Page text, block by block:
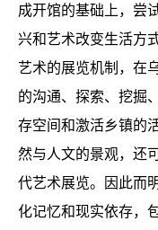
成开馆的基础上，尝
兴和艺术改变生活方
艺术的展览机制，在
的沟通、探索、挖掘
存空间和激活乡镇的
然与人文的景观，还
代艺术展览。因此而
化记忆和现实依存，